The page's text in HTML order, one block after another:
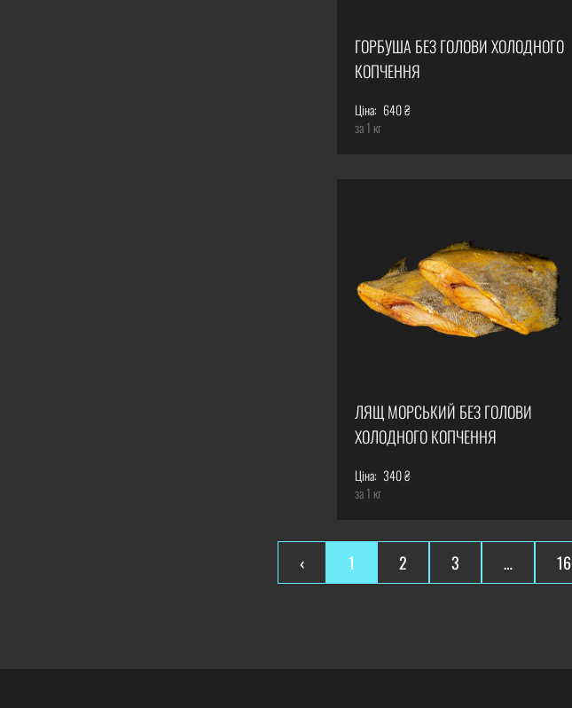
ГОРБУША БЕЗ ГОЛОВИ ХОЛОДНОГО
КОПЧЕННЯ
Ціна: 640 ₴
за 1 кг
ЛЯЩ МОРСЬКИЙ БЕЗ ГОЛОВИ
ХОЛОДНОГО КОПЧЕННЯ
Ціна: 340 ₴
за 1 кг
‹ 1 2 3 … 16